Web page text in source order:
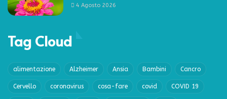
4 Agosto 2026
Tag Cloud
alimentazione Alzheimer Ansia Bambini Cancro
Cervello coronavirus cosa-fare covid COVID 19